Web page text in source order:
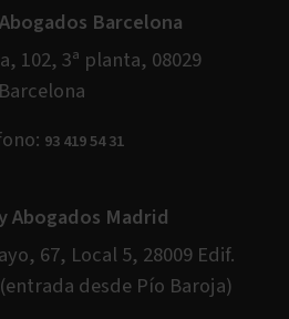
Barcelona
102, 3ª planta, 08029
Barcelona
93 419 54 31
Abogados Madrid
67, Local 5, 28009 Edif.
desde Pío Baroja)